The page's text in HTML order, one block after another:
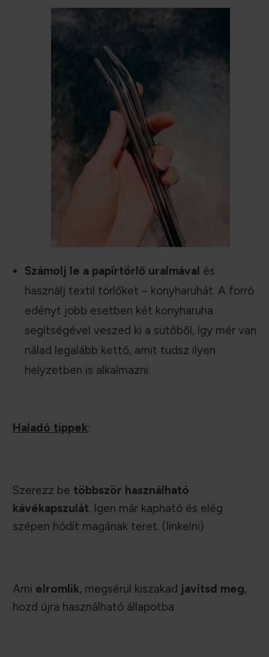
Számolj le a papírtörlő uralmával és
használj textil törlőket – konyharuhát. A forró
edényt jobb esetben két konyharuha
segítségével veszed ki a sütőből, így mér van
nálad legalább kettő, amit tudsz ilyen
helyzetben is alkalmazni.
Haladó tippek:
Szerezz be többször használható
kávékapszulát. Igen már kapható és elég
szépen hódít magának teret. (linkelni)
Ami elromlik, megsérül kiszakad javítsd meg,
hozd újra használható állapotba